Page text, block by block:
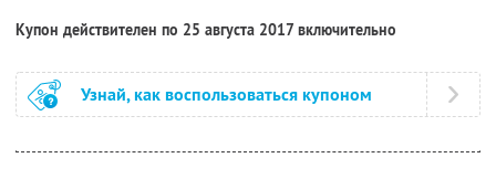
Купон действителен по 25 августа 2017 включительно
Узнай, как воспользоваться купоном